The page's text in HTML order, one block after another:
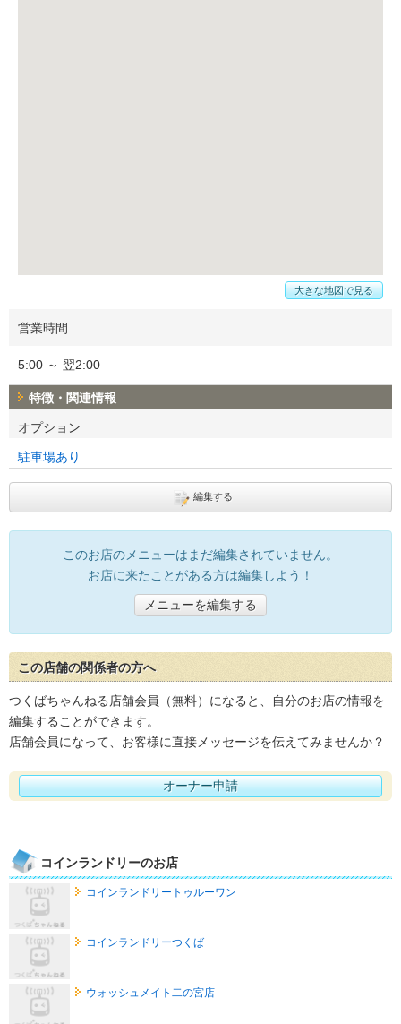
大きな地図で見る
営業時間
5:00 ～ 翌2:00
特徴・関連情報
オプション
駐車場あり
編集する
このお店のメニューはまだ編集されていません。
お店に来たことがある方は編集しよう！
メニューを編集する
この店舗の関係者の方へ
つくばちゃんねる店舗会員（無料）になると、自分のお店の情報を
編集することができます。
店舗会員になって、お客様に直接メッセージを伝えてみませんか？
オーナー申請
コインランドリーのお店
コインランドリートゥルーワン
コインランドリーつくば
ウォッシュメイト二の宮店